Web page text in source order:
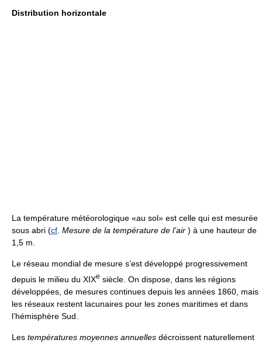
Distribution horizontale
La température météorologique «au sol» est celle qui est mesurée
sous abri (cf Mesure de la température de l’air ) à une hauteur de
1,5 m.
Le réseau mondial de mesure s’est développé progressivement
depuis le milieu du XIXe siècle. On dispose, dans les régions
développées, de mesures continues depuis les années 1860, mais
les réseaux restent lacunaires pour les zones maritimes et dans
l’hémisphère Sud.
Les températures moyennes annuelles décroissent naturellement